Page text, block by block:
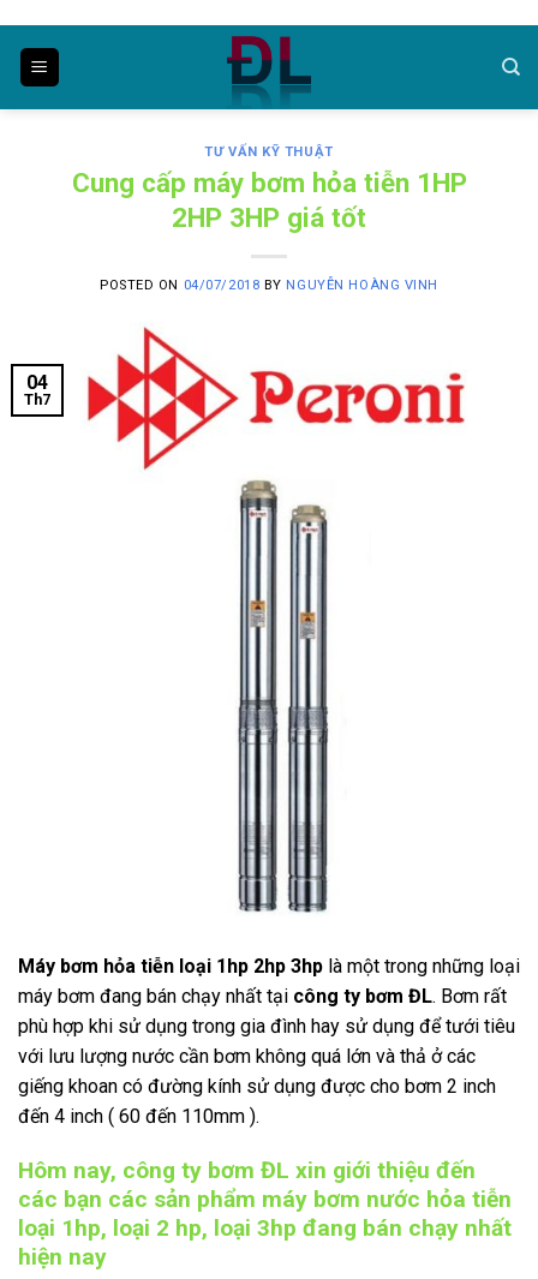
content
TƯ VẤN KỸ THUẬT
Cung cấp máy bơm hỏa tiễn 1HP
2HP 3HP giá tốt
POSTED ON 04/07/2018 BY NGUYỄN HOÀNG VINH
04
Th7
Máy bơm hỏa tiễn loại 1hp 2hp 3hp là một trong những loại
máy bơm đang bán chạy nhất tại công ty bơm ĐL. Bơm rất
phù hợp khi sử dụng trong gia đình hay sử dụng để tưới tiêu
với lưu lượng nước cần bơm không quá lớn và thả ở các
giếng khoan có đường kính sử dụng được cho bơm 2 inch
đến 4 inch ( 60 đến 110mm ).
Hôm nay, công ty bơm ĐL xin giới thiệu đến
các bạn các sản phẩm máy bơm nước hỏa tiễn
loại 1hp, loại 2 hp, loại 3hp đang bán chạy nhất
hiện nay